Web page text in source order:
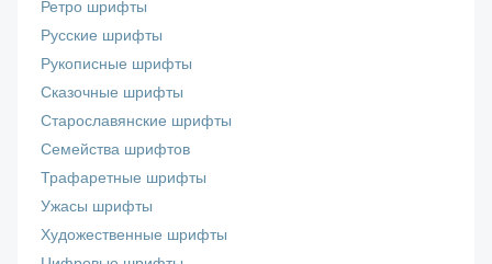
Ретро шрифты
Русские шрифты
Рукописные шрифты
Сказочные шрифты
Старославянские шрифты
Семейства шрифтов
Трафаретные шрифты
Ужасы шрифты
Художественные шрифты